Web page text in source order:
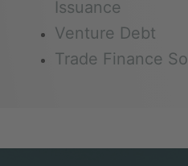
Issuance
Venture Debt
Trade Finance